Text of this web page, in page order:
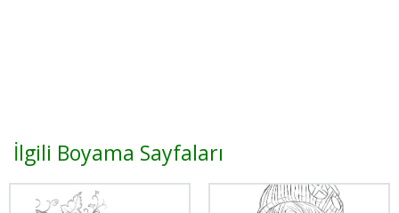
İlgili Boyama Sayfaları